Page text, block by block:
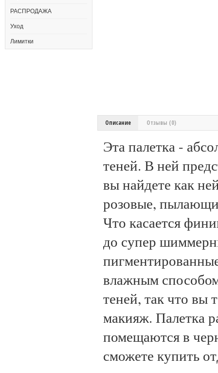
РАСПРОДАЖА
Уход
Лимитки
Описание Отзывы (0)
Эта палетка -
теней. В ней
вы найдете как
розовые,
Что касается
до супер
влажным
теней, так что вы
макияж. Палетка
помещаются в
сможете купить